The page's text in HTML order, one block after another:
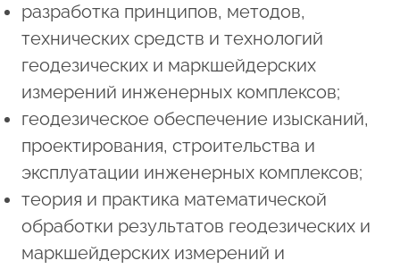
разработка принципов, методов,
технических средств и технологий
геодезических и маркшейдерских
измерений инженерных комплексов;
геодезическое обеспечение изысканий,
проектирования, строительства и
эксплуатации инженерных комплексов;
теория и практика математической
обработки результатов геодезических и
маркшейдерских измерений и